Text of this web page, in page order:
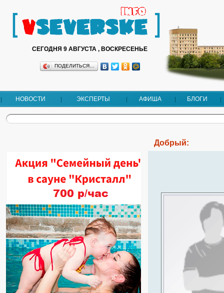
СЕГОДНЯ 9 АВГУСТА , ВОСКРЕСЕНЬЕ
ПОДЕЛИТЬСЯ…
НОВОСТИ ЭКСПЕРТЫ АФИША БЛОГИ
Добрый: